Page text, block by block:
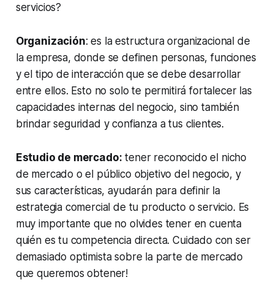
servicios?
Organización: es la estructura organizacional de
la empresa, donde se definen personas, funciones
y el tipo de interacción que se debe desarrollar
entre ellos. Esto no solo te permitirá fortalecer las
capacidades internas del negocio, sino también
brindar seguridad y confianza a tus clientes.
Estudio de mercado: tener reconocido el nicho
de mercado o el público objetivo del negocio, y
sus características, ayudarán para definir la
estrategia comercial de tu producto o servicio. Es
muy importante que no olvides tener en cuenta
quién es tu competencia directa. Cuidado con ser
demasiado optimista sobre la parte de mercado
que queremos obtener!